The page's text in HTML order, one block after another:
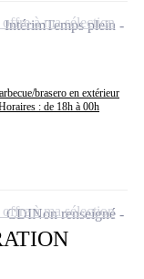
brasero en extérieur
: de 18h à 00h
IntérimTemps plein
à ma sélection
CDINon renseigné
à ma sélection